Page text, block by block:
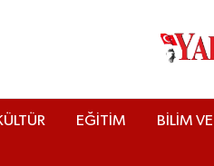
EĞİTİM BİLİM